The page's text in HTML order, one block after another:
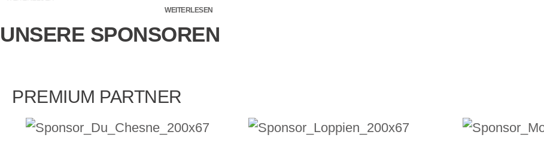
WEITERLESEN
UNSERE SPONSOREN
PREMIUM PARTNER